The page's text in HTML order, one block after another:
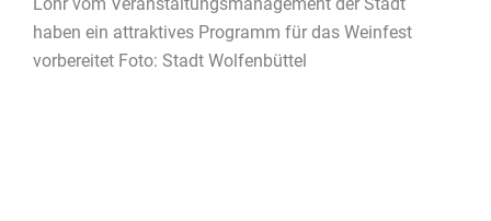
haben ein attraktives Programm für das Weinfest
vorbereitet Foto: Stadt Wolfenbüttel